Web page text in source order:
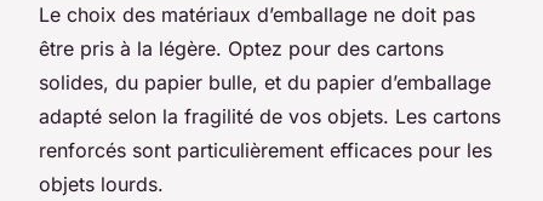
Le choix des matériaux d’emballage ne doit pas
être pris à la légère. Optez pour des cartons
solides, du papier bulle, et du papier d’emballage
adapté selon la fragilité de vos objets. Les cartons
renforcés sont particulièrement efficaces pour les
objets lourds.